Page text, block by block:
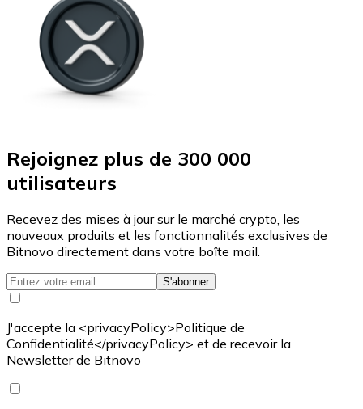
Rejoignez plus de 300 000
utilisateurs
Recevez des mises à jour sur le marché crypto, les
nouveaux produits et les fonctionnalités exclusives de
Bitnovo directement dans votre boîte mail.
S'abonner
J'accepte la <privacyPolicy>Politique de
Confidentialité</privacyPolicy> et de recevoir la
Newsletter de Bitnovo